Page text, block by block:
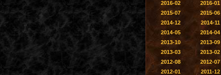
2016-02
2016-01
2015-07
2015-06
2014-12
2014-11
2014-05
2014-04
2013-10
2013-09
2013-03
2013-02
2012-08
2012-07
2012-01
2011-12